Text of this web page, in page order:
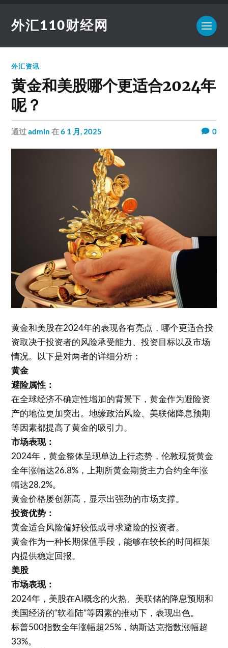
外汇110财经网
外汇资讯
黄金和美股哪个更适合2024年
呢？
通过admin 在6 1 月, 2025 0
黄金和美股在2024年的表现各有亮点，哪个更适合投
资取决于投资者的风险承受能力、投资目标以及市场
情况。以下是对两者的详细分析：
黄金
避险属性：
在全球经济不确定性增加的背景下，黄金作为避险资
产的地位更加突出。地缘政治风险、美联储降息预期
等因素都提高了黄金的吸引力。
市场表现：
2024年，黄金整体呈现单边上行态势，伦敦现货黄金
全年涨幅达26.8%，上期所黄金期货主力合约全年涨
幅达28.2%。
黄金价格屡创新高，显示出强劲的市场支撑。
投资优势：
黄金适合风险偏好较低或寻求避险的投资者。
黄金作为一种长期保值手段，能够在较长的时间框架
内提供稳定回报。
美股
市场表现：
2024年，美股在AI概念的火热、美联储的降息预期和
美国经济的“软着陆”等因素的推动下，表现出色。
标普500指数全年涨幅超25%，纳斯达克指数涨幅超
33%。